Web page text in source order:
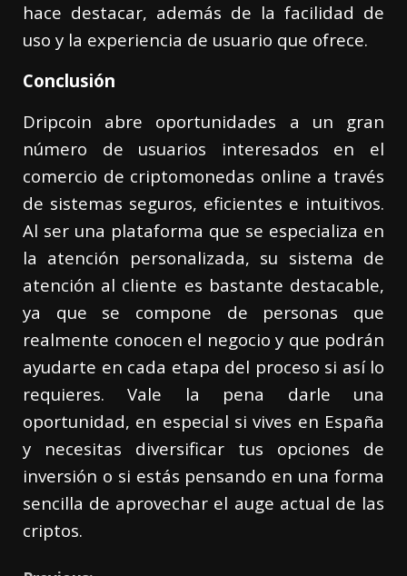
hace destacar, además de la facilidad de
uso y la experiencia de usuario que ofrece.
Conclusión
Dripcoin abre oportunidades a un gran
número de usuarios interesados en el
comercio de criptomonedas online a través
de sistemas seguros, eficientes e intuitivos.
Al ser una plataforma que se especializa en
la atención personalizada, su sistema de
atención al cliente es bastante destacable,
ya que se compone de personas que
realmente conocen el negocio y que podrán
ayudarte en cada etapa del proceso si así lo
requieres. Vale la pena darle una
oportunidad, en especial si vives en España
y necesitas diversificar tus opciones de
inversión o si estás pensando en una forma
sencilla de aprovechar el auge actual de las
criptos.